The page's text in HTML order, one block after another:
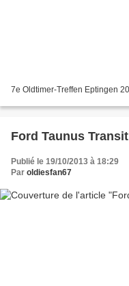
7e Oldtimer-Treffen Eptingen
Ford Taunus
Publié le 19/10/2013 à 18:29
Par oldiesfan67